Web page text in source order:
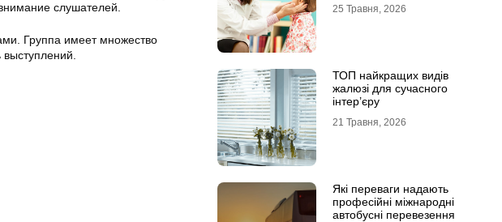
слушателей.
Группа имеет множество
выступлений.
25 Травня, 2026
ТОП найкращих видів
жалюзі для сучасного
інтер’єру
21 Травня, 2026
Які переваги надають
професійні міжнародні
автобусні перевезення